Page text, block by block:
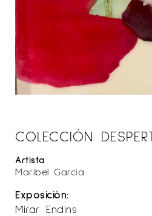
COLECCIÓN
Artista
Maribel García
Exposición:
Mirar Endins